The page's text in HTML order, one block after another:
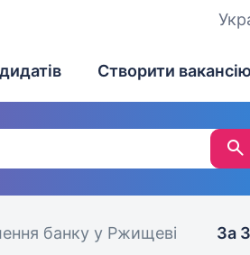
Створити вакансію
банку у Ржищеві